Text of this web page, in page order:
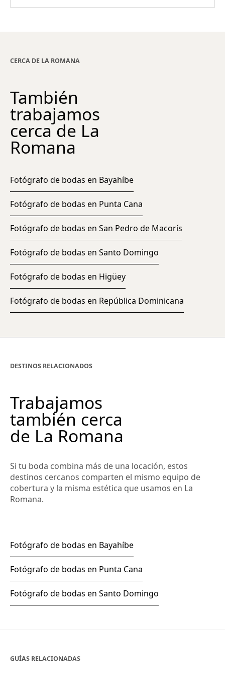
CERCA DE LA ROMANA
También
trabajamos
cerca de La
Romana
Fotógrafo de bodas en Bayahíbe
Fotógrafo de bodas en Punta Cana
Fotógrafo de bodas en San Pedro de Macorís
Fotógrafo de bodas en Santo Domingo
Fotógrafo de bodas en Higüey
Fotógrafo de bodas en República Dominicana
DESTINOS RELACIONADOS
Trabajamos
también cerca
de La Romana
Si tu boda combina más de una locación, estos
destinos cercanos comparten el mismo equipo de
cobertura y la misma estética que usamos en La
Romana.
Fotógrafo de bodas en Bayahíbe
Fotógrafo de bodas en Punta Cana
Fotógrafo de bodas en Santo Domingo
GUÍAS RELACIONADAS